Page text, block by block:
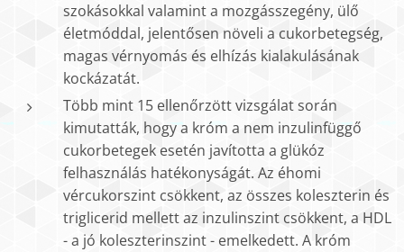
szokásokkal valamint a mozgásszegény, ülő
életmóddal, jelentősen növeli a cukorbetegség,
magas vérnyomás és elhízás kialakulásának
kockázatát.
Több mint 15 ellenőrzött vizsgálat során
kimutatták, hogy a króm a nem inzulinfüggő
cukorbetegek esetén javította a glükóz
felhasználás hatékonyságát. Az éhomi
vércukorszint csökkent, az összes koleszterin és
triglicerid mellett az inzulinszint csökkent, a HDL
- a jó koleszterinszint - emelkedett. A króm